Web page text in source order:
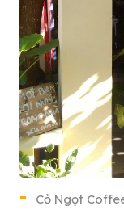
Cỏ Ngọt